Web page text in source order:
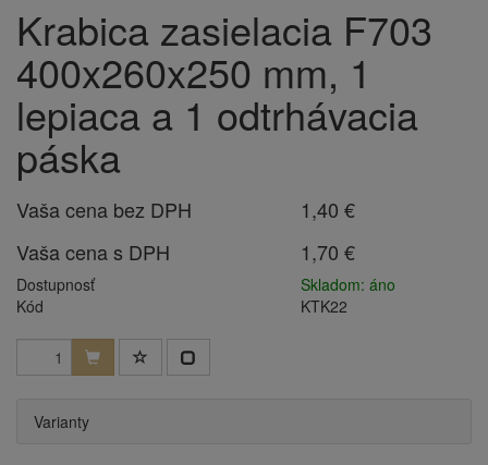
Krabica zasielacia F703
400x260x250 mm, 1
lepiaca a 1 odtrhávacia
páska
Vaša cena bez DPH
1,40 €
Vaša cena s DPH
1,70 €
Dostupnosť
Skladom: áno
Kód
KTK22
Varianty